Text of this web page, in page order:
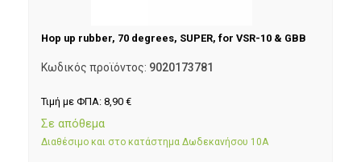
Hop up rubber, 70 degrees, SUPER, for VSR-10 & GBB
Κωδικός προϊόντος: 9020173781
Τιμή με ΦΠΑ: 8,90 €
Σε απόθεμα
Διαθέσιμο και στο κατάστημα Δωδεκανήσου 10Α